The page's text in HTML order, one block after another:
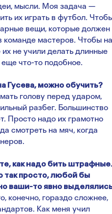
мысли. Моя задача —
их играть в футбол.
вещи, которые должен
команде мастеров. Чтобы на
не учили делать длинные
что-то подобное.
Гусева, можно обучить?
голову перед ударом,
разбег. Большинство
Просто надо их грамотно
смотреть на мяч, когда
как надо бить штрафные.
так просто, любой бы
ваши-то явно
конечно, гораздо сложнее,
Как меня учил